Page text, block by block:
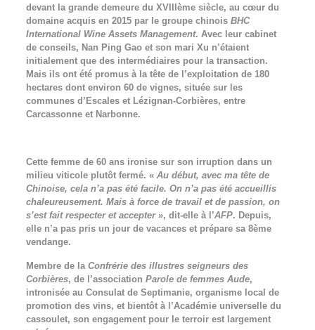
devant la grande demeure du XVIIIème siècle, au cœur du
domaine acquis en 2015 par le groupe chinois BHC
International Wine Assets Management. Avec leur cabinet
de conseils, Nan Ping Gao et son mari Xu n’étaient
initialement que des intermédiaires pour la transaction.
Mais ils ont été promus à la tête de l’exploitation de 180
hectares dont environ 60 de vignes, située sur les
communes d’Escales et Lézignan-Corbières, entre
Carcassonne et Narbonne.
Cette femme de 60 ans ironise sur son irruption dans un
milieu viticole plutôt fermé. « Au début, avec ma tête de
Chinoise, cela n’a pas été facile. On n’a pas été accueillis
chaleureusement. Mais à force de travail et de passion, on
s’est fait respecter et accepter », dit-elle à l’AFP. Depuis,
elle n’a pas pris un jour de vacances et prépare sa 8ème
vendange.
Membre de la Confrérie des illustres seigneurs des
Corbières, de l’association Parole de femmes Aude,
intronisée au Consulat de Septimanie, organisme local de
promotion des vins, et bientôt à l’Académie universelle du
cassoulet, son engagement pour le terroir est largement